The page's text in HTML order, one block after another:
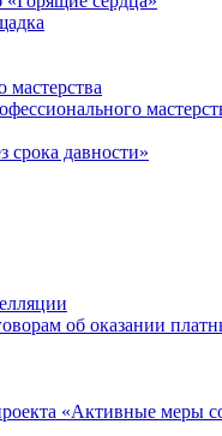
давности»
об оказании
«Активные меры